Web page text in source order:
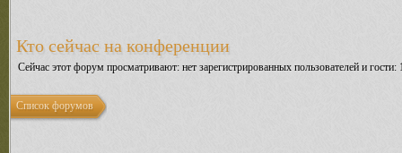
Кто сейчас на конференции
Сейчас этот форум просматривают: нет зарегистрированных пользователей и гости:
Список форумов